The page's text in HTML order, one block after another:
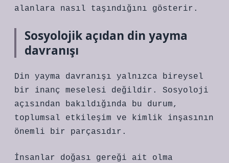
alanlara nasıl taşındığını gösterir.
Sosyolojik açıdan din yayma
davranışı
Din yayma davranışı yalnızca bireysel
bir inanç meselesi değildir. Sosyoloji
açısından bakıldığında bu durum,
toplumsal etkileşim ve kimlik inşasının
önemli bir parçasıdır.
İnsanlar doğası gereği ait olma